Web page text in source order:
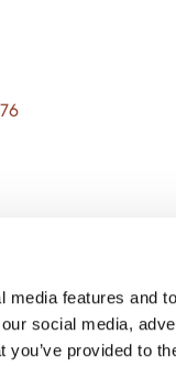
media features and
social media,
provided to